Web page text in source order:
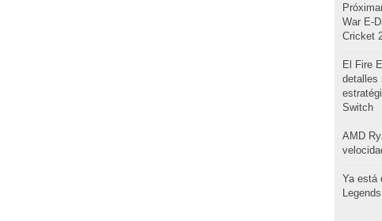
War E-
Cricket
El Fire
detalles
Switch
AMD
Ya está